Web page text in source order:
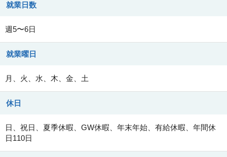
就業日数
週5〜6日
就業曜日
月、火、水、木、金、土
休日
日、祝日、夏季休暇、GW休暇、年末年始、有給休暇、年間休
日110日